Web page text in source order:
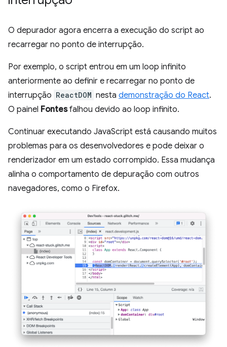
O depurador agora encerra a execução do script ao
recarregar no ponto de interrupção.
Por exemplo, o script entrou em um loop infinito
anteriormente ao definir e recarregar no ponto de
interrupção ReactDOM nesta demonstração do React.
O painel Fontesfalhou devido ao loop infinito.
Continuar executando JavaScript está causando muitos
problemas para os desenvolvedores e pode deixar o
renderizador em um estado corrompido. Essa mudança
alinha o comportamento de depuração com outros
navegadores, como o Firefox.